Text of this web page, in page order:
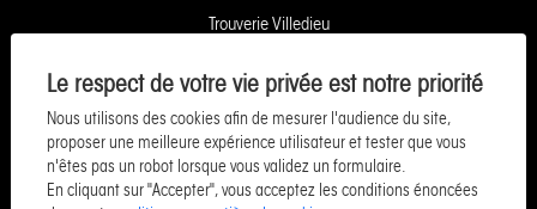
Le respect de votre vie privée est notre priorité
Nous utilisons des cookies afin de mesurer l'audience du site,
proposer une meilleure expérience utilisateur et tester que vous
n'êtes pas un robot lorsque vous validez un formulaire.
En cliquant sur "Accepter", vous acceptez les conditions énoncées
Trouverie Villedieu
Villers-Bocage
Yquelon Service Copropriété
Service Pozzo Financement
Service Pozzo Patrimoine